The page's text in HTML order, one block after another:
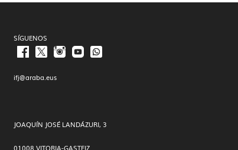
SÍGUENOS
ifj@araba.eus
JOAQUÍN JOSÉ LANDÁZURI, 3
01008 VITORIA-GASTEIZ